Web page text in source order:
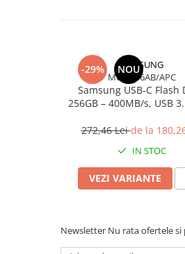
Suporturi TV Perete
Boxe PC & Soundbar
Camere Foto & Sisteme Optice
Caști & Microfoane
Microfoane & Reportofoane
-29% NOU
SAMSUNG
MUF-256AB/APC
Samsung USB‑C Flash
256GB – 400MB/s, USB
272,46 Leide la
IN STOC
VEZI VARIANTE
Newsletter Nu rata ofertele